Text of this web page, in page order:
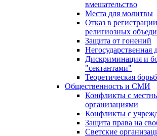
вмешательство
Места для молитвы
Отказ в
религиозных
Защита от гонений
Негосударственная
Дискриминация и
"сектантами"
Теоретическая
Общественность и СМИ
Конфликты с
организациями
Конфликты с
Защита права на
Светские